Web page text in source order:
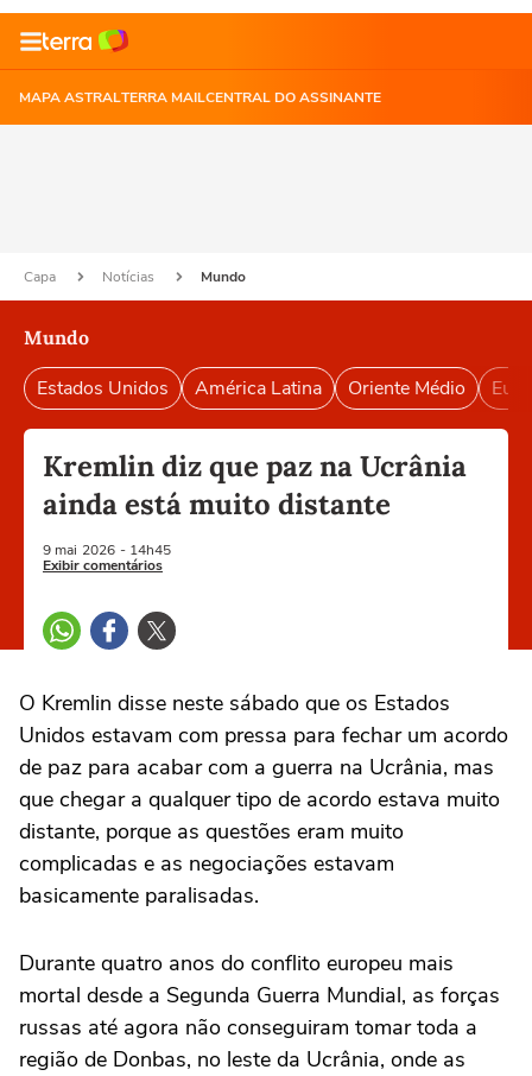
MAPA ASTRALTERRA MAILCENTRAL DO ASSINANTE
Capa Notícias Mundo
Mundo
Estados Unidos América Latina Oriente Médio
Kremlin diz que paz na Ucrânia
ainda está muito distante
9 mai 2026 - 14h45
Exibir comentários
O Kremlin disse neste sábado ‌que os Estados
Unidos estavam com pressa para fechar um acordo
de paz para acabar com a guerra na Ucrânia, mas
que chegar a qualquer tipo de acordo estava muito
distante, porque as questões eram muito
complicadas ⁠e as negociações estavam
basicamente paralisadas.
Durante quatro anos do conflito ‌europeu mais
mortal desde a Segunda Guerra Mundial, as forças
russas até agora não conseguiram tomar toda ‌a
região de Donbas, no leste ‌da Ucrânia, onde as